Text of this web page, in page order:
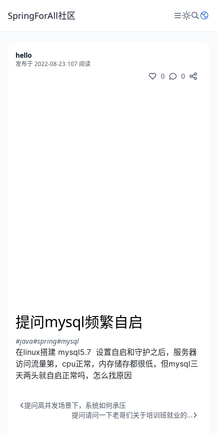
SpringForAll社区
hello
发布于 2022-08-23/107 阅读
0 0
提问mysql频繁自启
#java#spring#mysql
在linux搭建 mysql5.7 设置自启和守护之后，服务器
访问流量第，cpu正常，内存储存都很低，但mysql三
天两头就自启正常吗，怎么找原因
提问高并发场景下，系统如何承压
提问请问一下老哥们关于培训班就业的...